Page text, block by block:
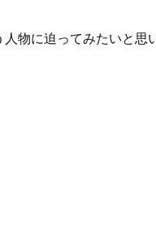
物に迫ってみたいと思